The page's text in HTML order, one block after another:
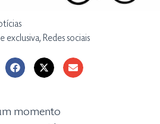
exclusiva, Redes sociais
momento